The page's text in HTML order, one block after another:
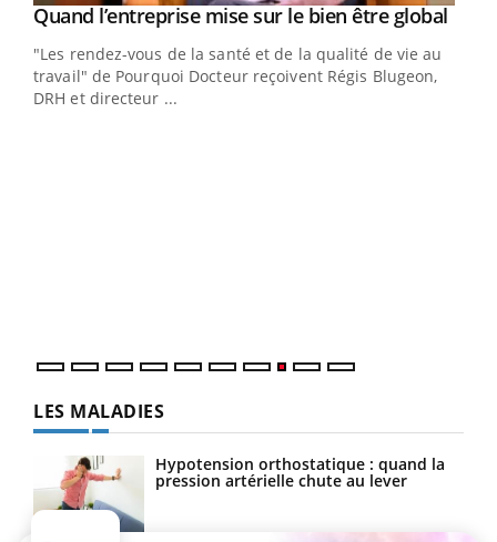
Youtube
Quand l’entreprise mise sur le bien être global
"Les rendez-vous de la santé et de la qualité de vie au
travail" de Pourquoi Docteur reçoivent Régis Blugeon,
DRH et directeur ...
LES MALADIES
Hypotension orthostatique : quand la
pression artérielle chute au lever